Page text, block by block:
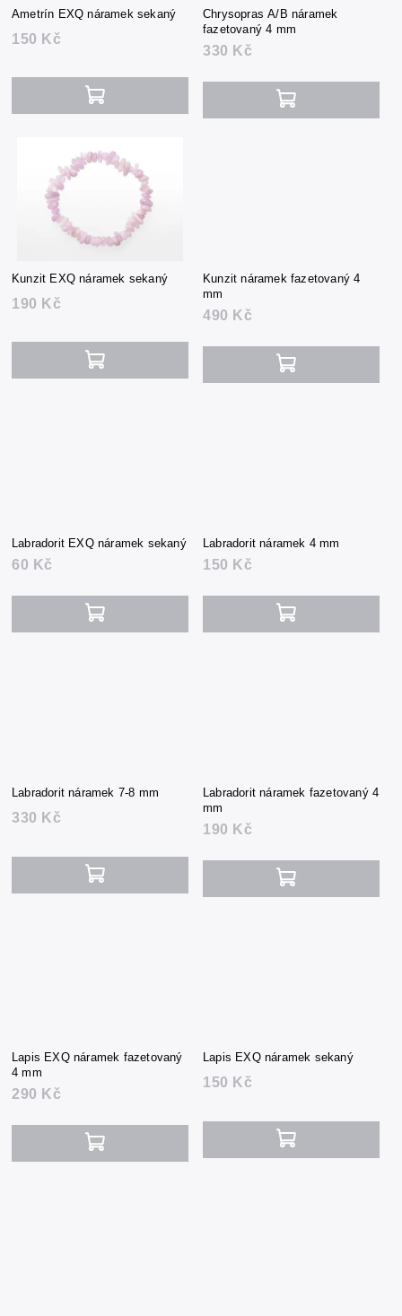
Ametrín EXQ náramek sekaný
150 Kč
Chrysopras A/B náramek
fazetovaný 4 mm
330 Kč
Kunzit EXQ náramek sekaný
190 Kč
Kunzit náramek fazetovaný 4
mm
490 Kč
Labradorit EXQ náramek sekaný
60 Kč
Labradorit náramek 4 mm
150 Kč
Labradorit náramek 7-8 mm
330 Kč
Labradorit náramek fazetovaný 4
mm
190 Kč
Lapis EXQ náramek fazetovaný
4 mm
290 Kč
Lapis EXQ náramek sekaný
150 Kč